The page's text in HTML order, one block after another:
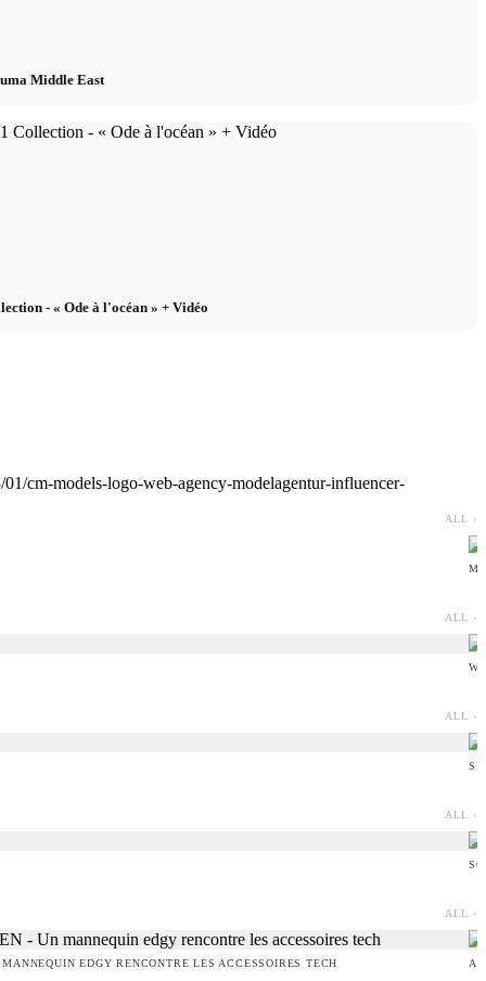
Middle East
- « Ode à l'océan » + Vidéo
cm-models-logo-web-agency-modelagentur-influencer-
ALL ›
ALL ›
ALL ›
ALL ›
ALL ›
EDGY RENCONTRE LES ACCESSOIRES TECH